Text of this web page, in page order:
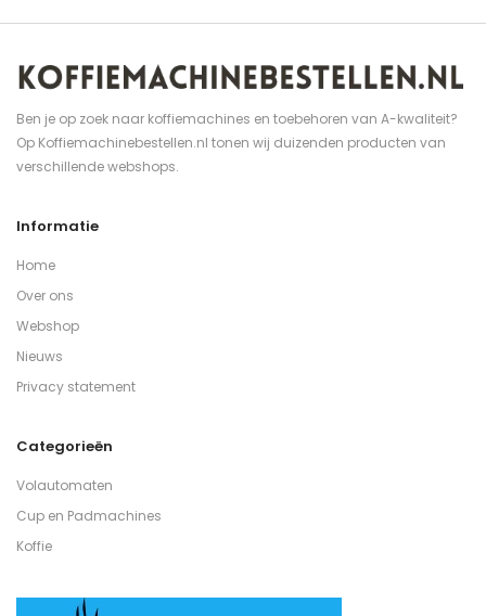
Ben je op zoek naar koffiemachines en toebehoren van A-kwaliteit?
Op Koffiemachinebestellen.nl tonen wij duizenden producten van
verschillende webshops.
Informatie
Home
Over ons
Webshop
Nieuws
Privacy statement
Categorieën
Volautomaten
Cup en Padmachines
Koffie